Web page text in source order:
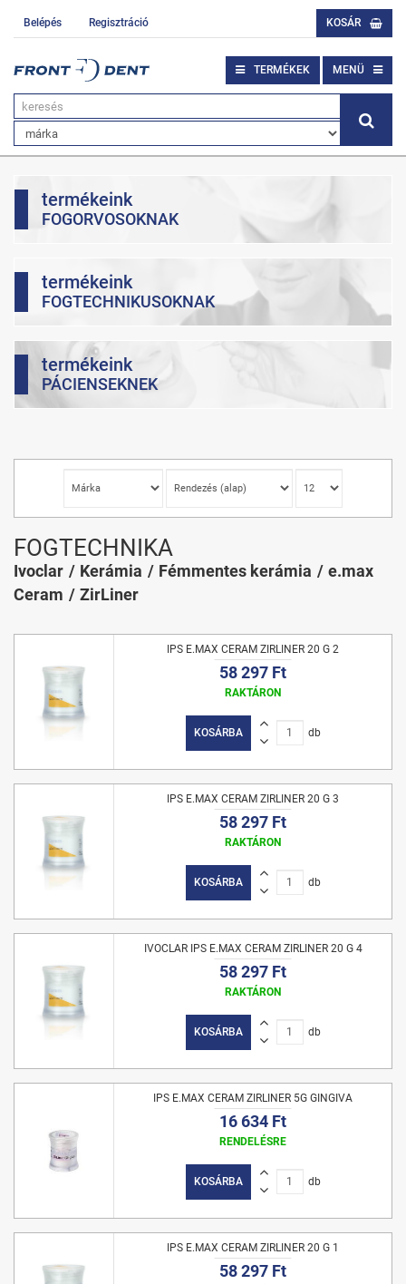
Belépés Regisztráció KOSÁR
TERMÉKEK MENÜ
termékeink
FOGORVOSOKNAK
termékeink
FOGTECHNIKUSOKNAK
termékeink
PÁCIENSEKNEK
FOGTECHNIKA
Ivoclar Kerámia Fémmentes kerámia
e.max
Ceram
ZirLiner
IPS E.MAX CERAM ZIRLINER 20 G 2
58 297 Ft
RAKTÁRON
KOSÁRBA db
IPS E.MAX CERAM ZIRLINER 20 G 3
58 297 Ft
RAKTÁRON
KOSÁRBA db
IVOCLAR IPS E.MAX CERAM ZIRLINER 20 G 4
58 297 Ft
RAKTÁRON
KOSÁRBA db
IPS E.MAX CERAM ZIRLINER 5G GINGIVA
16 634 Ft
RENDELÉSRE
KOSÁRBA db
IPS E.MAX CERAM ZIRLINER 20 G 1
58 297 Ft